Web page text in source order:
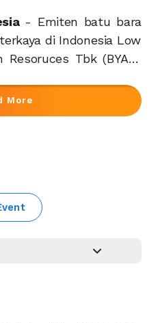
- Emiten batu bara
di Indonesia Low
Tbk (BYAN)
More